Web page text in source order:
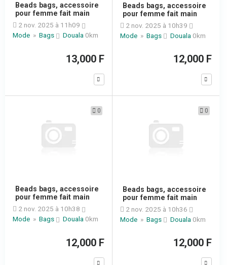
Beads bags, accessoire
pour femme fait main
2 nov. 2025 à 11h09
Mode » Bags Douala 0km
13,000 F
Beads bags, accessoire
pour femme fait main
2 nov. 2025 à 10h39
Mode » Bags Douala 0km
12,000 F
0
Beads bags, accessoire
pour femme fait main
2 nov. 2025 à 10h38
Mode » Bags Douala 0km
12,000 F
0
Beads bags, accessoire
pour femme fait main
2 nov. 2025 à 10h36
Mode » Bags Douala 0km
12,000 F